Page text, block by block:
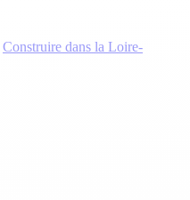
Construire dans la Loire-